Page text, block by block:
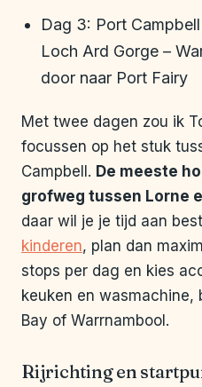
Dag 3: Port
Loch Ard Gorge –
door naar Port Fairy
Met twee dagen zou ik
focussen op het stuk
Campbell. De meeste
grofweg tussen Lorne
daar wil je je tijd aan
kinderen, plan dan
stops per dag en kies
keuken en wasmachine,
Bay of Warrnambool.
Rijrichting en